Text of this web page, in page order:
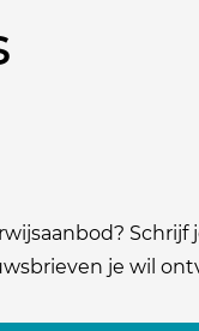
Schrijf
je wil